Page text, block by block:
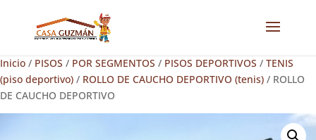
Inicio / PISOS / POR SEGMENTOS / PISOS DEPORTIVOS / TENIS
(piso deportivo) / ROLLO DE CAUCHO DEPORTIVO (tenis) / ROLLO
DE CAUCHO DEPORTIVO